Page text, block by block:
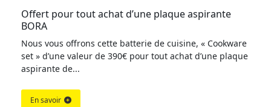
Offert pour tout achat d’une plaque aspirante
BORA
Nous vous offrons cette batterie de cuisine, « Cookware
set » d’une valeur de 390€ pour tout achat d’une plaque
aspirante de...
En savoir